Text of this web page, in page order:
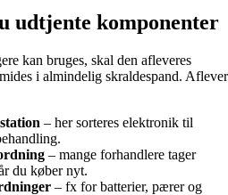
udtjente komponenter
kan bruges, skal den afleveres
i almindelig skraldespand. Aflever
– her sorteres elektronik til
– mange forhandlere tager
du køber nyt.
– fx for batterier, pærer og